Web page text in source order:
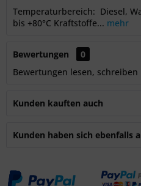
Temperaturbereich: Diesel,
bis +80°C Kraftstoffe... mehr
Bewertungen
0
Bewertungen lesen,
Kunden kauften auch
Kunden haben sich ebenfalls